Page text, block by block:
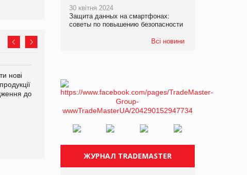
нові
до
продуктами птахівництва
на європейський ринок
продовольство
30 квітня 2024
Защита данных на смартфонах:
советы по повышению безопасности
Всі новини
ЖУРНАЛ TRADEMASTER